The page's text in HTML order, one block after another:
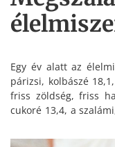
Egy év alatt az
párizsi, kolbászé
friss zöldség, friss
cukoré 13,4, a
gyorsjelentésében.